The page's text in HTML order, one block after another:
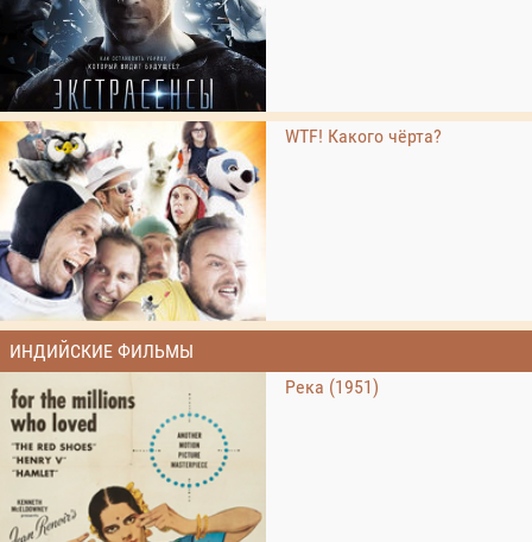
WTF! Какого чёрта?
ИНДИЙСКИЕ ФИЛЬМЫ
Река (1951)